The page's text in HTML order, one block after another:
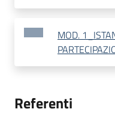
MOD.
Referenti